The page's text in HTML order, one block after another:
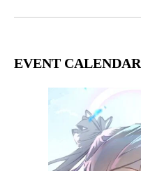
EVENT CALENDAR